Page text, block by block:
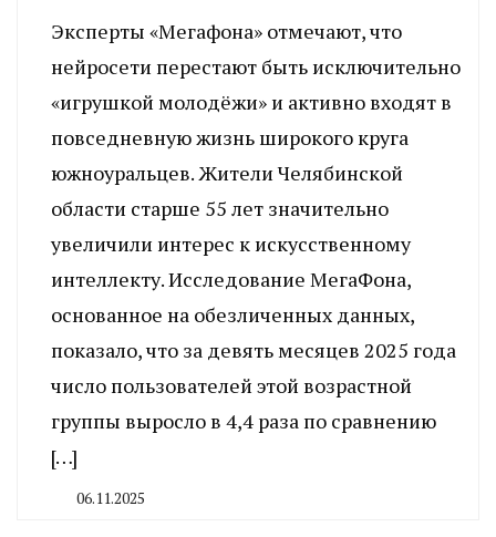
Эксперты «Мегафона» отмечают, что
нейросети перестают быть исключительно
«игрушкой молодёжи» и активно входят в
повседневную жизнь широкого круга
южноуральцев. Жители Челябинской
области старше 55 лет значительно
увеличили интерес к искусственному
интеллекту. Исследование МегаФона,
основанное на обезличенных данных,
показало, что за девять месяцев 2025 года
число пользователей этой возрастной
группы выросло в 4,4 раза по сравнению
[…]
06.11.2025